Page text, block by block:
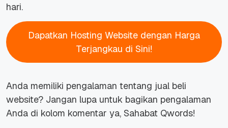
hari.
Dapatkan Hosting Website dengan Harga
Terjangkau di Sini!
Anda memiliki pengalaman tentang jual beli
website? Jangan lupa untuk bagikan pengalaman
Anda di kolom komentar ya, Sahabat Qwords!